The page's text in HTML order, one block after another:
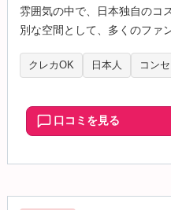
雰囲気の中で、日本独自のコ
別な空間として、多くのファ
クレカOK 日本人 コン
口コミを見る